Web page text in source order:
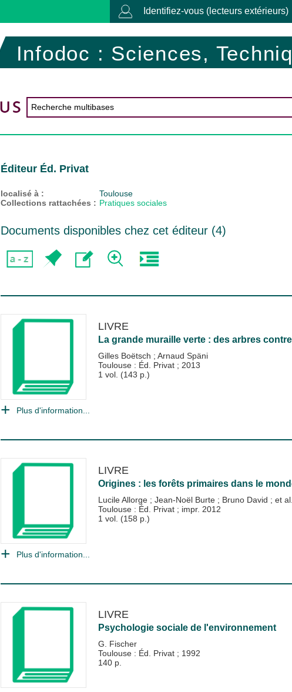
Identifiez-vous (lecteurs extérieurs)
Infodoc : Sciences,
Éditeur Éd. Privat
localisé à :
Toulouse
Collections rattachées : Pratiques sociales
Documents disponibles chez cet éditeur (4)
LIVRE
La grande muraille verte : des arbres
Gilles Boëtsch ; Arnaud Späni
Toulouse : Éd. Privat ; 2013
1 vol. (143 p.)
Plus d'information...
LIVRE
Origines : les forêts primaires dans le
Lucile Allorge ; Jean-Noël Burte ; Bruno David ; et al.
Toulouse : Éd. Privat ; impr. 2012
1 vol. (158 p.)
Plus d'information...
LIVRE
Psychologie sociale de l'environnement
G. Fischer
Toulouse : Éd. Privat ; 1992
140 p.